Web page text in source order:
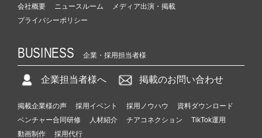
会社概要 ニュースルーム
メディア出演・掲載
プライバシーポリシー
BUSINESS 企業・採用担当者様
企業担当者様へ 掲載のお問い合わせ
掲載企業様の声 採用イベント 採用ノウハウ
資料ダウンロード
ベンチャー合同研修
人材紹介 チアコネクション
TikTok運用
動画制作
採用代行